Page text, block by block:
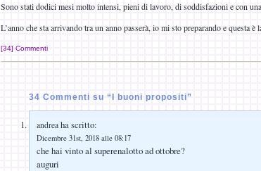
Sono stati dodici mesi molto intensi, pieni di lavoro, di soddisfazioni e con
L’anno che sta arrivando tra un anno passerà, io mi sto preparando e questa
[34] Commenti
34 Commenti su “I buoni propositi”
andrea ha scritto:
Dicembre 31st, 2018 alle 08:17
che hai vinto al superenalotto ad ottobre?
auguri